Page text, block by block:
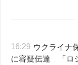
16:29 ウクライナ
に容疑伝達 「ロ